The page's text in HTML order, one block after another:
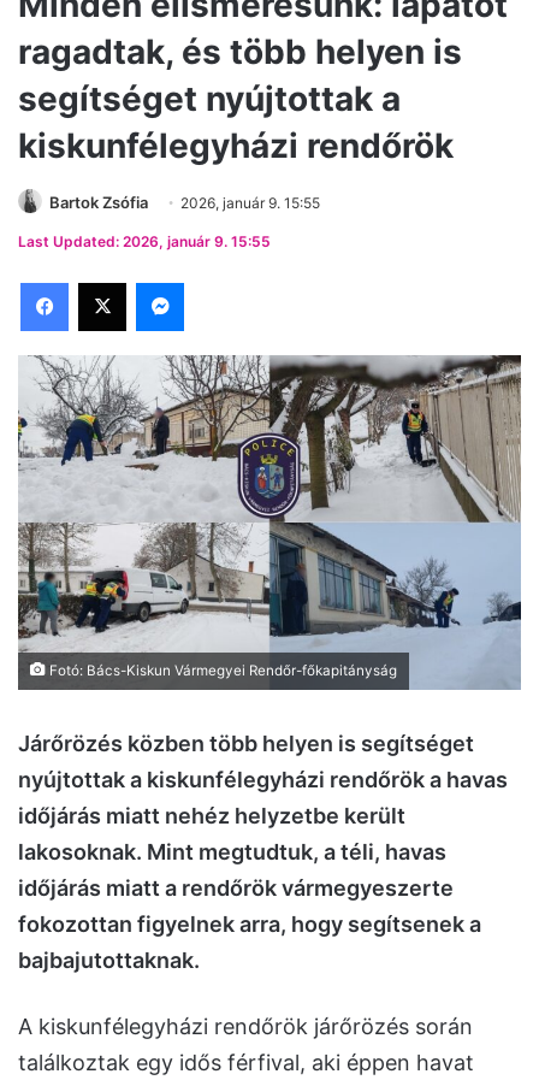
ragadtak, és több helyen is
segítséget nyújtottak a
kiskunfélegyházi rendőrök
Bartok Zsófia 2026, január 9. 15:55
Last Updated: 2026, január 9. 15:55
Facebook
X Messenger
Fotó: Bács-Kiskun Vármegyei Rendőr-főkapitányság
Járőrözés közben több helyen is segítséget
nyújtottak a kiskunfélegyházi rendőrök a havas
időjárás miatt nehéz helyzetbe került
lakosoknak. Mint megtudtuk, a téli, havas
időjárás miatt a rendőrök vármegyeszerte
fokozottan figyelnek arra, hogy segítsenek a
bajbajutottaknak.
A kiskunfélegyházi rendőrök járőrözés során
találkoztak egy idős férfival, aki éppen havat